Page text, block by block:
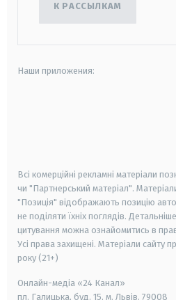
К РАССЫЛКАМ
Наши приложения:
Всі комерційні рекламні матеріали
чи "Партнерський матеріал".
"Позиція" відображають позицію
не поділяти їхніх поглядів.
цитування можна ознайомитись в
Усі права захищені. Матеріали сайту
року (21+)
Онлайн-медіа «24 Канал»
пл. Галицька, буд. 15, м. Львів, 79008